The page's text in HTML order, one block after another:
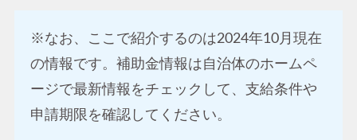
※なお、ここで紹介するのは2024年10月現在
の情報です。補助金情報は自治体のホームペ
ージで最新情報をチェックして、支給条件や
申請期限を確認してください。